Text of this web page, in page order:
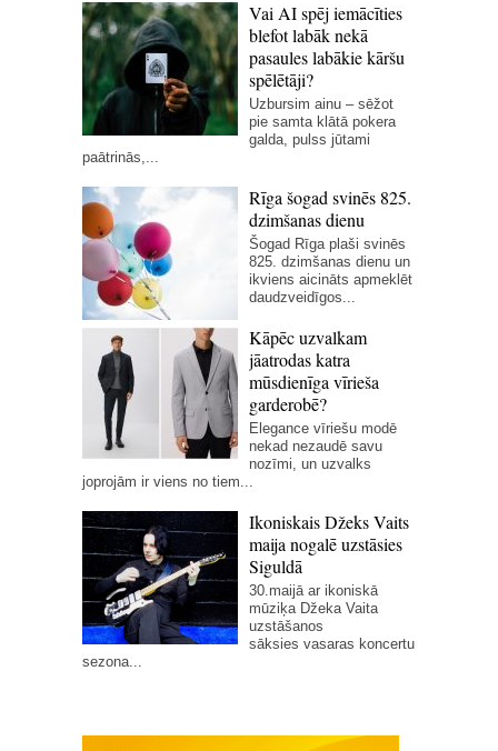
Vai AI spēj iemācīties
blefot labāk nekā
pasaules labākie kāršu
spēlētāji?
Uzbursim ainu – sēžot
pie samta klātā pokera
galda, pulss jūtami
paātrinās,...
Rīga šogad svinēs 825.
dzimšanas dienu
Šogad Rīga plaši svinēs
825. dzimšanas dienu un
ikviens aicināts apmeklēt
daudzveidīgos...
Kāpēc uzvalkam
jāatrodas katra
mūsdienīga vīrieša
garderobē?
Elegance vīriešu modē
nekad nezaudē savu
nozīmi, un uzvalks
joprojām ir viens no tiem...
Ikoniskais Džeks Vaits
maija nogalē uzstāsies
Siguldā
30.maijā ar ikoniskā
mūziķa Džeka Vaita
uzstāšanos
sāksies vasaras koncertu
sezona...